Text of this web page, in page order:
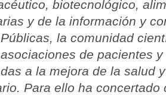
biotecnológico,
y de la información y
la comunidad
de pacientes
a la mejora de la salud
Para ello ha concertado